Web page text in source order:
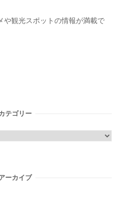
や観光スポットの情報が満載で
テゴリー
ーカイブ